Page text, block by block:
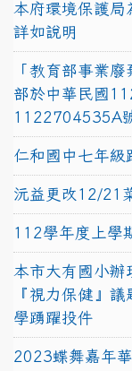
本府環境保護局
詳如說明
「教育部事業
部於中華民國
1122704535A
仁和國中七年級
沅益更改12/21
112學年度上學
本市大有國小辦
『視力保健』
學踴躍投件
2023蝶舞嘉年